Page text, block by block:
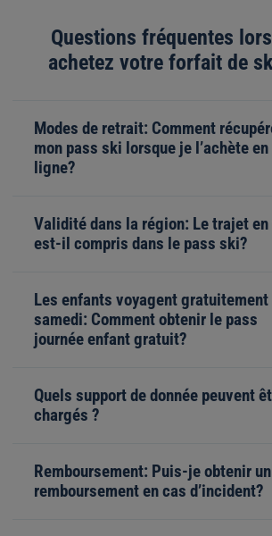
Questions fréquentes
achetez votre forfait de
Modes de retrait: Comment
mon pass ski lorsque je l’achète en
ligne?
Validité dans la région: Le trajet
est-il compris dans le pass ski?
Les enfants voyagent
samedi: Comment obtenir le pass
journée enfant gratuit?
Quels support de donnée peuvent
chargés ?
Remboursement: Puis-je obtenir un
remboursement en cas d’incident?